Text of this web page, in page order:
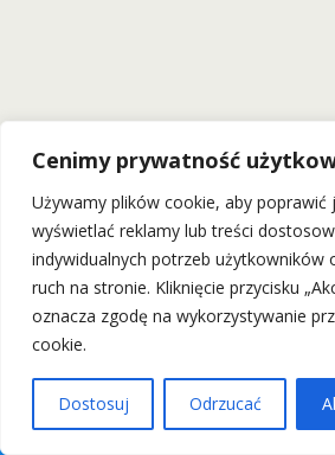
Cenimy prywatność
Używamy plików cookie, aby poprawić
wyświetlać reklamy lub treści
indywidualnych potrzeb użytkowników
ruch na stronie. Kliknięcie przycisku
oznacza zgodę na wykorzystywanie
cookie.
Dostosuj Odrzucać